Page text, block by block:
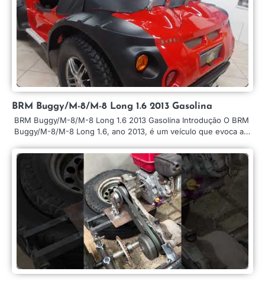
BRM Buggy/M-8/M-8 Long 1.6 2013 Gasolina
BRM Buggy/M-8/M-8 Long 1.6 2013 Gasolina Introdução O BRM
Buggy/M-8/M-8 Long 1.6, ano 2013, é um veículo que evoca a…